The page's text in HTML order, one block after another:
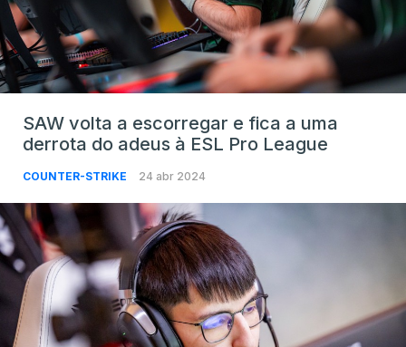
SAW volta a escorregar e fica a uma
derrota do adeus à ESL Pro League
COUNTER-STRIKE 24 abr 2024